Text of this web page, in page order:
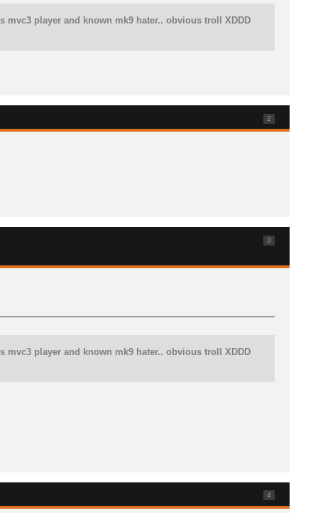
player and known mk9 hater.. obvious troll XDDD
2
3
player and known mk9 hater.. obvious troll XDDD
4